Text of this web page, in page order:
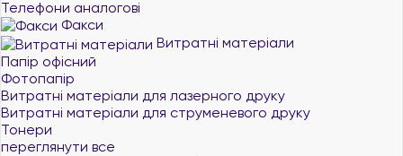
Телефони аналогові
Факси
Витратні матеріали
Папір офісний
Фотопапір
Витратні матеріали для лазерного друку
Витратні матеріали для струменевого друку
Тонери
переглянути все